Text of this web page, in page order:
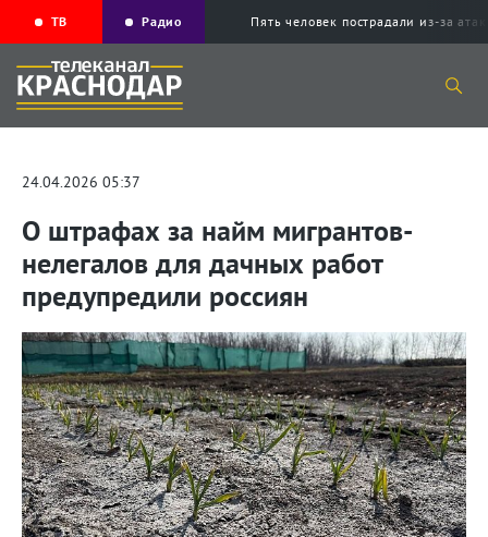
ТВ Радио Пять человек пострадали из-за
24.04.2026 05:37
О штрафах за найм мигрантов-
нелегалов для дачных работ
предупредили россиян